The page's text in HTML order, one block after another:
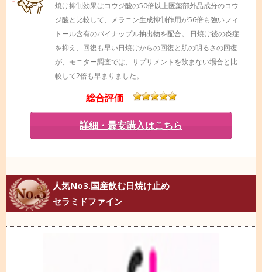
焼け抑制効果はコウジ酸の50倍以上医薬部外品成分のコウ
ジ酸と比較して、メラニン生成抑制作用が56倍も強いフィ
トール含有のパイナップル抽出物を配合。 日焼け後の炎症
を抑え、回復も早い日焼けからの回復と肌の明るさの回復
が、モニター調査では、サプリメントを飲まない場合と比
較して2倍も早まりました。
総合評価
詳細・最安購入はこちら
人気No3.国産飲む日焼け止め
セラミドファイン